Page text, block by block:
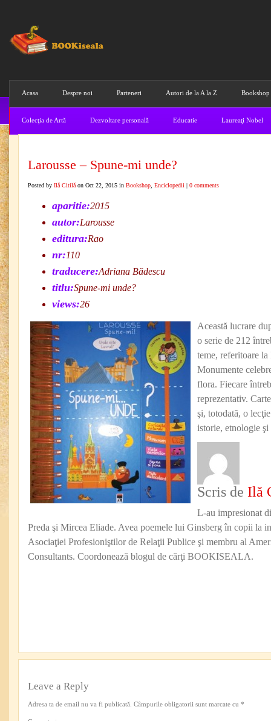
Acasa Despre noi Parteneri Autori de la A la Z Bookshop
Colecţia de Artă Dezvoltare personală Educatie Laureaţi Nobel
Larousse – Spune-mi unde?
Posted by Ilă Citilă on Oct 22, 2015 in Bookshop Enciclopedii | 0 comments
aparitie:2015
autor:Larousse
editura:Rao
nr:110
traducere:Adriana Bădescu
titlu:Spune-mi unde?
views:26
Această lucrare
o serie de 212
teme, referitoare
Monumente
flora. Fiecare
reprezentativ.
şi, totodată, o
istorie, etnologie
Scris de Ilă
L-au impresionat
Preda şi Mircea Eliade. Avea poemele lui Ginsberg în copii la
Asociaţiei Profesioniştilor de Relaţii Publice şi membru al
Consultants. Coordonează blogul de cărţi BOOKISEALA.
Leave a Reply
Adresa ta de email nu va fi publicată. Câmpurile obligatorii sunt marcate cu *